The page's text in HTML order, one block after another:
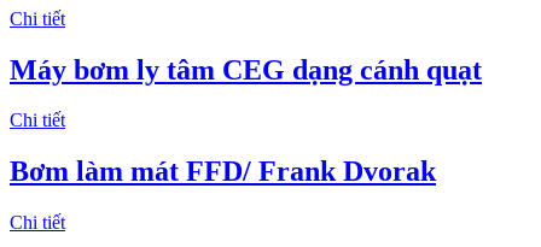
Chi tiết
Máy bơm ly tâm CEG dạng cánh quạt
Chi tiết
Bơm làm mát FFD/ Frank Dvorak
Chi tiết